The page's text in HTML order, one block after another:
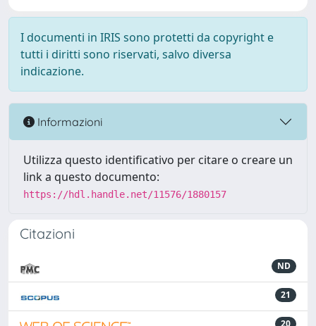
I documenti in IRIS sono protetti da copyright e
tutti i diritti sono riservati, salvo diversa
indicazione.
Informazioni
Utilizza questo identificativo per citare o creare un
link a questo documento:
https://hdl.handle.net/11576/1880157
Citazioni
ND
21